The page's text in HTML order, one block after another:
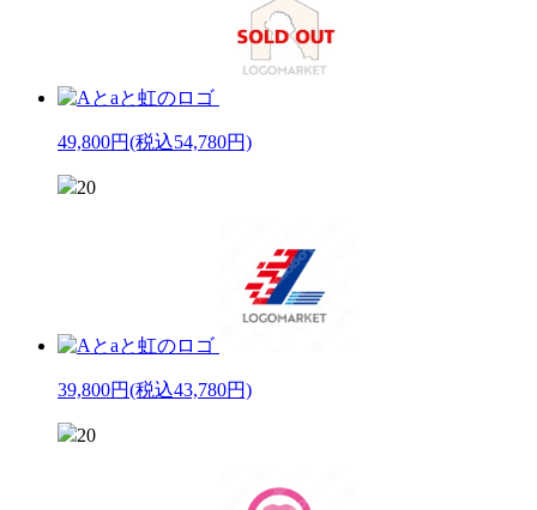
49,800円(税込54,780円)
20
39,800円(税込43,780円)
20